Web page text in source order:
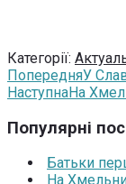
Категорії:
ПопередняУ
НаступнаНа
Популярні
Батьки
На